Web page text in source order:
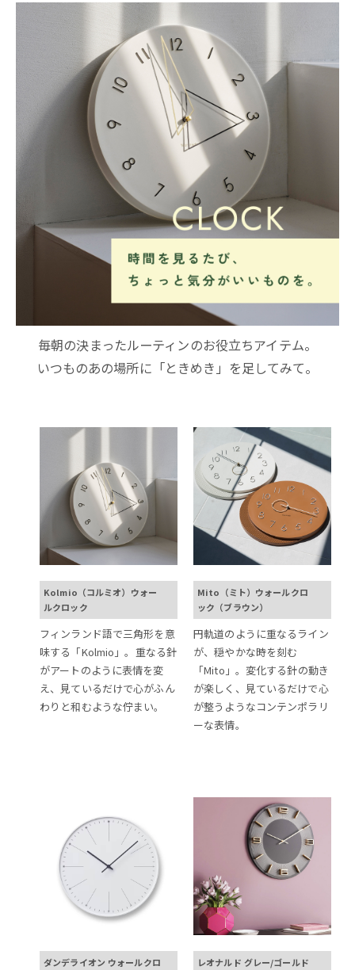
毎朝の決まったルーティンのお役立ちアイテム。
いつものあの場所に「ときめき」を足してみて。
Kolmio（コルミオ）ウォー
ルクロック
フィンランド語で三角形を意
味する「Kolmio」。重なる針
がアートのように表情を変
え、見ているだけで心がふん
わりと和むような佇まい。
Mito（ミト）ウォールクロ
ック（ブラウン）
円軌道のように重なるライン
が、穏やかな時を刻む
「Mito」。変化する針の動き
が楽しく、見ているだけで心
が整うようなコンテンポラリ
ーな表情。
ダンデライオン ウォールクロ
レオナルド グレー/ゴールド